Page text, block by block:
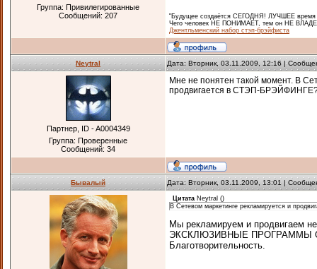
Группа: Привилегированные
Сообщений: 207
"Будущее создаётся СЕГОДНЯ! ЛУЧШЕЕ время
Чего человек НЕ ПОНИМАЕТ, тем он НЕ
Джентльменский набор стэп-брэйфиста
Neytral Дата: Вторник, 03.11.2009, 12:16 |
Партнер, ID - A0004349
Группа: Проверенные
Сообщений: 34
Мне не понятен такой момент. В
продвигается в СТЭП-
Бывалый Дата: Вторник, 03.11.2009, 13:01 |
Цитата Neytral ()
В Сетевом маркетинге рекламируется и
Мы рекламируем и продвигаем
ЭКСКЛЮЗИВНЫЕ ПРОГРАММЫ
Благотворительность.